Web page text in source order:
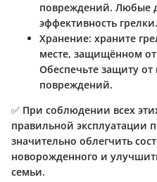
повреждений. Любые
эффективность грелки.
Хранение: храните
месте, защищённом
Обеспечьте защиту
повреждений.
✅ При соблюдении всех
правильной эксплуатации
значительно облегчить
новорожденного и
семьи.